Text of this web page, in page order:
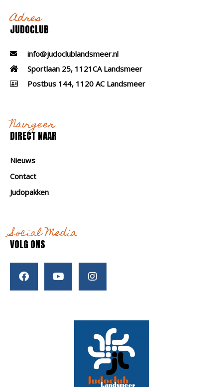
Adres
JUDOCLUB
info@judoclublandsmeer.nl
Sportlaan 25, 1121CA Landsmeer
Postbus 144, 1120 AC Landsmeer
Navigeer
DIRECT NAAR
Nieuws
Contact
Judopakken
Social Media
VOLG ONS